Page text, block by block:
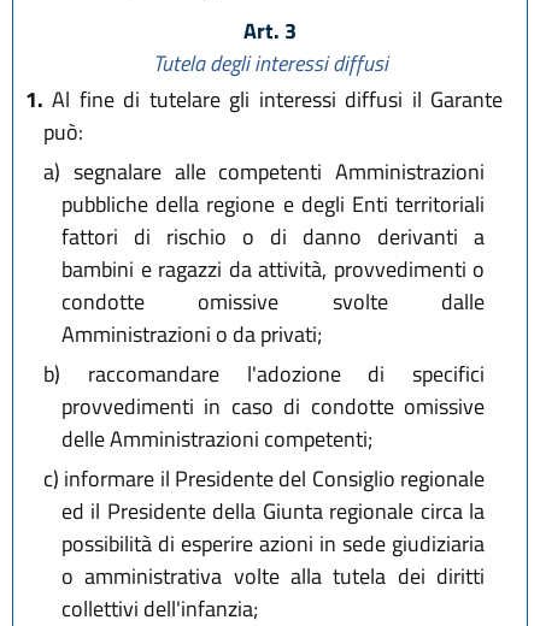
Art. 3
Tutela degli interessi diffusi
1. Al fine di tutelare gli interessi diffusi il Garante
può:
a) segnalare alle competenti Amministrazioni
pubbliche della regione e degli Enti territoriali
fattori di rischio o di danno derivanti a
bambini e ragazzi da attività, provvedimenti o
condotte omissive svolte dalle
Amministrazioni o da privati;
b) raccomandare l'adozione di specifici
provvedimenti in caso di condotte omissive
delle Amministrazioni competenti;
c) informare il Presidente del Consiglio regionale
ed il Presidente della Giunta regionale circa la
possibilità di esperire azioni in sede giudiziaria
o amministrativa volte alla tutela dei diritti
collettivi dell'infanzia;